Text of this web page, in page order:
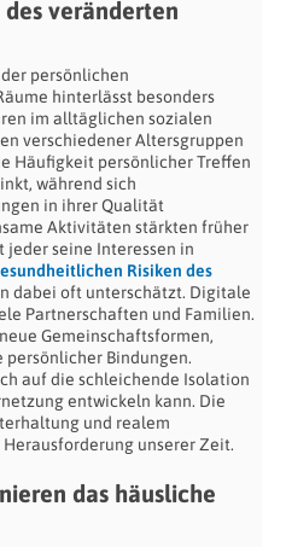
veränderten
persönlichen
hinterlässt besonders
im alltäglichen sozialen
verschiedener Altersgruppen
Häufigkeit persönlicher Treffen
während sich
in ihrer Qualität
Aktivitäten stärkten früher
seine Interessen in
Risiken des
dabei oft unterschätzt. Digitale
Partnerschaften und Familien.
Gemeinschaftsformen,
Bindungen.
auf die schleichende Isolation
entwickeln kann. Die
und realem
unserer Zeit.
das häusliche